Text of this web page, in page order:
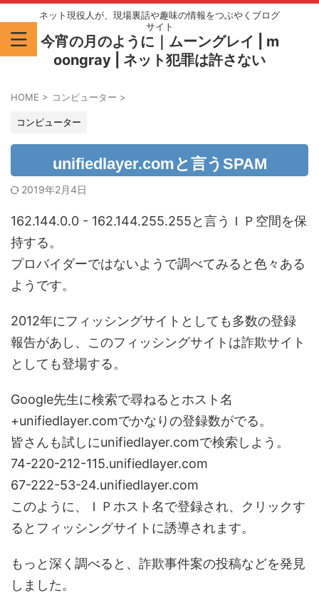
ネット現役人が、現場裏話や趣味の情報をつぶやくブログ
サイト
今宵の月のように｜ムーングレイ | m
oongray | ネット犯罪は許さない
HOME > コンピューター >
コンピューター
unifiedlayer.comと言うSPAM
2019年2月4日
162.144.0.0 - 162.144.255.255と言うＩＰ空間を保
持する。
プロバイダーではないようで調べてみると色々ある
ようです。
2012年にフィッシングサイトとしても多数の登録
報告があし、このフィッシングサイトは詐欺サイト
としても登場する。
Google先生に検索で尋ねるとホスト名
+unifiedlayer.comでかなりの登録数がでる。
皆さんも試しにunifiedlayer.comで検索しよう。
74-220-212-115.unifiedlayer.com
67-222-53-24.unifiedlayer.com
このように、ＩＰホスト名で登録され、クリックす
るとフィッシングサイトに誘導されます。
もっと深く調べると、詐欺事件案の投稿などを発見
しました。